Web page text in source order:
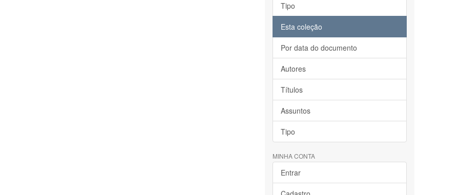
Tipo
Esta coleção
Por data do documento
Autores
Títulos
Assuntos
Tipo
MINHA CONTA
Entrar